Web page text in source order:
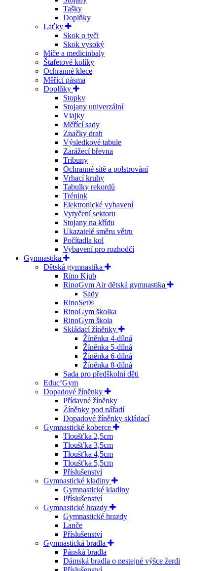
Tašky
Doplňky
Laťky
Skok o tyči
Skok vysoký
Míče a medicinbaly
Štafetové kolíky
Ochranné klece
Měřící pásma
Doplňky
Stopky
Stojany univerzální
Vlajky
Měřící sady
Značky drah
Výsledkové tabule
Zarážecí břevna
Tribuny
Ochranné sítě a polstrování
Vrhací kruhy
Tabulky rekordů
Trénink
Elektronické vybavení
Vytyčení sektoru
Stojany na křídu
Ukazatelé směru větru
Počítadla kol
Vybavení pro rozhodčí
Gymnastika
Dětská gymnastika
Rino Kjub
RinoGym Air dětská gymnastika
Sady
RinoSet®
RinoGym školka
RinoGym škola
Skládací žíněnky
Žíněnka 4-dílná
Žíněnka 5-dílná
Žíněnka 6-dílná
Žíněnka 8-dílná
Sada pro předškolní děti
Educ’Gym
Dopadové žíněnky
Přídavné žíněnky
Žíněnky pod nářadí
Dopadové žíněnky skládací
Gymnastické koberce
Tloušťka 2,5cm
Tloušťka 3,5cm
Tloušťka 4,5cm
Tloušťka 5,5cm
Příslušenství
Gymnastické kladiny
Gymnastické kladiny
Příslušenství
Gymnastické hrazdy
Gymnastické hrazdy
Lanče
Příslušenství
Gymnastická bradla
Pánská bradla
Dámská bradla o nestejné výšce žerdi